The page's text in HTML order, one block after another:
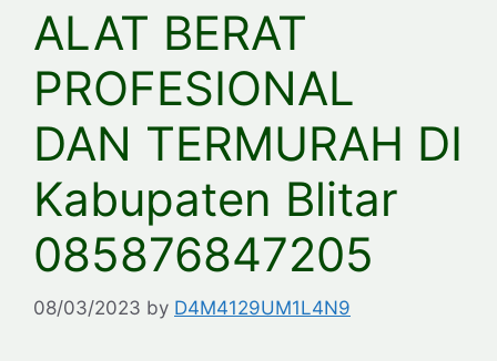
ALAT BERAT
PROFESIONAL
DAN TERMURAH DI
Kabupaten Blitar
085876847205
08/03/2023 by D4M4129UM1L4N9